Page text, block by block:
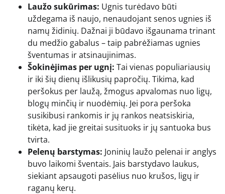
Laužo sukūrimas: Ugnis turėdavo būti
uždegama iš naujo, nenaudojant senos ugnies iš
namų židinių. Dažnai ji būdavo išgaunama trinant
du medžio gabalus – taip pabrėžiamas ugnies
šventumas ir atsinaujinimas.
Šokinėjimas per ugnį: Tai vienas populiariausių
ir iki šių dienų išlikusių papročių. Tikima, kad
peršokus per laužą, žmogus apvalomas nuo ligų,
blogų minčių ir nuodėmių. Jei pora peršoka
susikibusi rankomis ir jų rankos neatsiskiria,
tikėta, kad jie greitai susituoks ir jų santuoka bus
tvirta.
Pelenų barstymas: Joninių laužo pelenai ir anglys
buvo laikomi šventais. Jais barstydavo laukus,
siekiant apsaugoti pasėlius nuo krušos, ligų ir
raganų kerų.